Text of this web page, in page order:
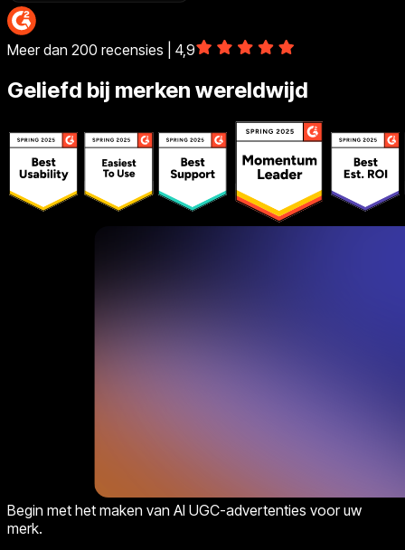
Meer dan 200 recensies | 4,9
Geliefd bij merken wereldwijd
Begin met het maken van AI UGC-advertenties voor uw
merk.